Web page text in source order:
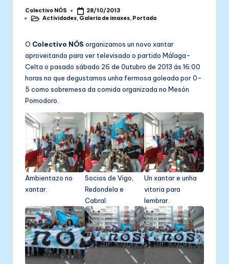
Posted
by
Colectivo NÓS
28/10/2013
PostedActividades, Galería de imaxes, Portada
O Colectivo NÓS organizamos un novo xantar
aproveitando para ver televisado o partido Málaga-
Celta o pasado sábado 26 de 0utubro de 2013 ás 16:00
horas no que degustamos unha fermosa goleada por 0-
5 como sobremesa da comida organizada no Mesón
Pomodoro.
Ambientazo no
xantar.
Socios de Vigo,
Redondela e
Cabral.
Un xantar e unha
vitoria para
lembrar.